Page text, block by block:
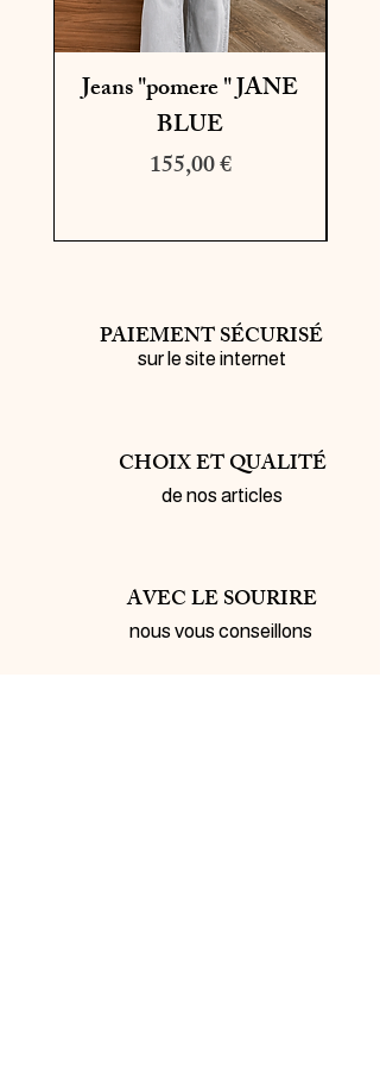
Jeans "pomere " JANE
BLUE
Prix
155,00 €
PAIEMENT SÉCURISÉ
sur le site internet
CHOIX ET QUALITÉ
de nos articles
AVEC LE SOURIRE
nous vous conseillons